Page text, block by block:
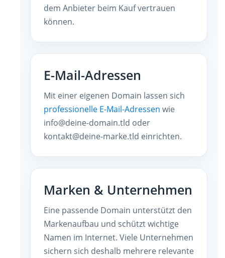
dem Anbieter beim Kauf vertrauen
können.
E-Mail-Adressen
Mit einer eigenen Domain lassen sich
professionelle E-Mail-Adressen wie
info@deine-domain.tld oder
kontakt@deine-marke.tld einrichten.
Marken & Unternehmen
Eine passende Domain unterstützt den
Markenaufbau und schützt wichtige
Namen im Internet. Viele Unternehmen
sichern sich deshalb mehrere relevante